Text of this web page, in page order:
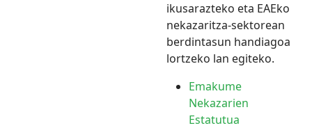
ikusarazteko eta EAEko
nekazaritza-sektorean
berdintasun handiagoa
lortzeko lan egiteko.
Emakume
Nekazarien
Estatutua